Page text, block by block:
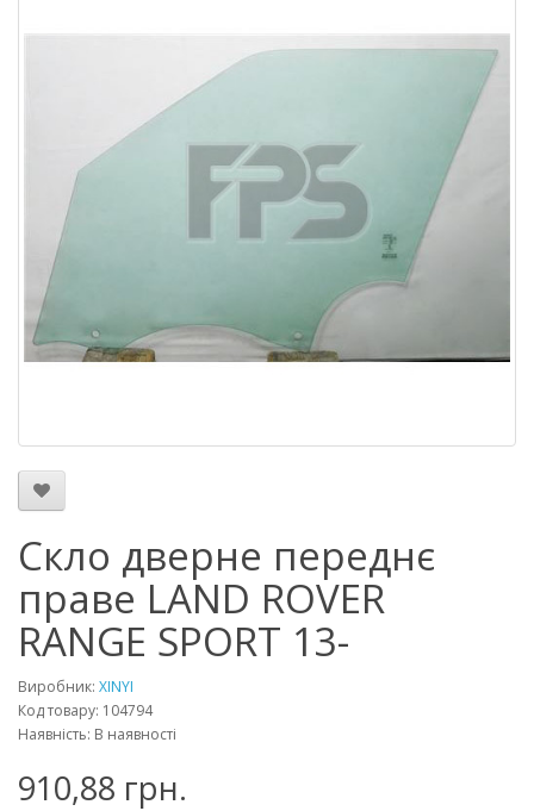
Скло дверне переднє
праве LAND ROVER
RANGE SPORT 13-
Виробник: XINYI
Код товару: 104794
Наявність: В наявності
910,88 грн.